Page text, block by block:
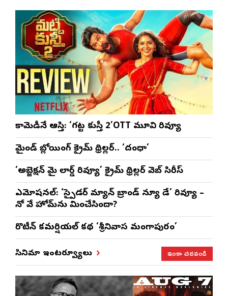
కామెడీనే ఆస్తి: ‘గట్ట కుస్తీ 2’OTT మూవి రివ్యూ
మైండ్ బ్లోయింగ్ క్రైమ్ థ్రిల్లర్.. ‘దంధా’
‘అబ్జెక్ష‌న్ మై లార్డ్ రివ్యూ’ క్రైమ్ థ్రిల్ల‌ర్ వెబ్ సిరీస్
ఎమోష‌న‌ల్‌: ‘స్పైడర్ మ్యాన్ బ్రాండ్ న్యూ డే’ రివ్యూ –
నో వే హోమ్‌ను మించేసిందా?
రొటీన్‌ కమర్షియల్‌ కథ ‘శ్రీనివాస మంగాపురం’
సినిమా ఇంటర్వ్యూలు ఇంకా చదవండి